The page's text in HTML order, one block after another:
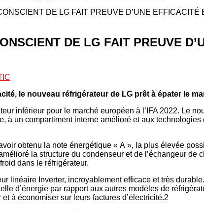
DE LG FAIT PREUVE D’UNE EFFICACITÉ
DE LG FAIT PREUVE
le nouveau réfrigérateur de LG prêt à épater le
inférieur pour le marché européen à l’IFA 2022. Le
à un compartiment interne amélioré et aux
obtenu la note énergétique « A », la plus élevée
la structure du condenseur et de l’échangeur de
dans le réfrigérateur.
linéaire Inverter, incroyablement efficace et très
d’énergie par rapport aux autres modèles de
à économiser sur leurs factures d’électricité.2